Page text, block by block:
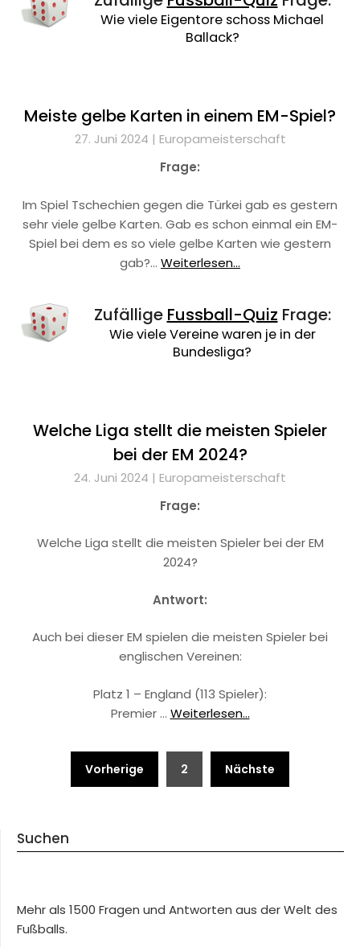
Wie viele Eigentore schoss Michael
Ballack?
Meiste gelbe Karten in einem EM-Spiel?
27. Juni 2024 | Europameisterschaft
Frage:
Im Spiel Tschechien gegen die Türkei gab es gestern
sehr viele gelbe Karten. Gab es schon einmal ein EM-
Spiel bei dem es so viele gelbe Karten wie gestern
gab?… Weiterlesen...
Zufällige Fussball-Quiz Frage:
Wie viele Vereine waren je in der
Bundesliga?
Welche Liga stellt die meisten Spieler
bei der EM 2024?
24. Juni 2024 | Europameisterschaft
Frage:
Welche Liga stellt die meisten Spieler bei der EM
2024?
Antwort:
Auch bei dieser EM spielen die meisten Spieler bei
englischen Vereinen:
Platz 1 – England (113 Spieler):
Premier … Weiterlesen...
Beitragsnavigation
Vorherige 2 Nächste
Suchen
Mehr als 1500 Fragen und Antworten aus der Welt des
Fußballs.